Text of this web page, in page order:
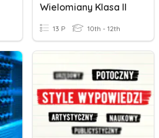
Wielomiany Klasa II
13 P 10th - 12th